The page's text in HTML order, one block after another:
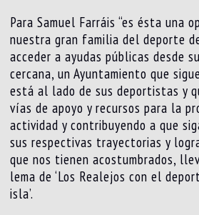
Para Samuel Farráis “es ésta una
nuestra gran familia del deporte
acceder a ayudas públicas desde
cercana, un Ayuntamiento que
está al lado de sus deportistas y
vías de apoyo y recursos para la
actividad y contribuyendo a que
sus respectivas trayectorias y
que nos tienen acostumbrados,
lema de ‘Los Realejos con el
isla’.